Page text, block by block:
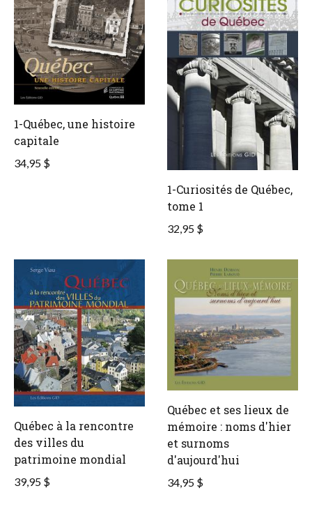
1-Québec, une histoire
capitale
34,95 $
1-Curiosités de Québec,
tome 1
32,95 $
Québec à la rencontre
des villes du
patrimoine mondial
39,95 $
Québec et ses lieux de
mémoire : noms d'hier
et surnoms
d'aujourd'hui
34,95 $